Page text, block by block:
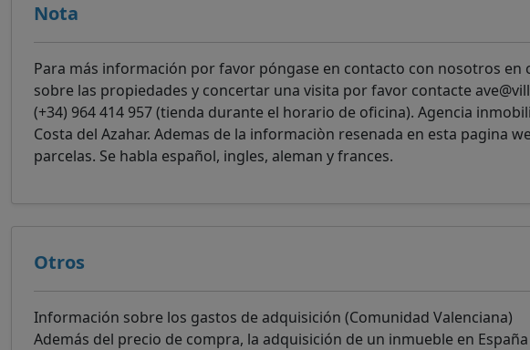
Nota
Para más información por favor póngase en contacto con nosotros
sobre las propiedades y concertar una visita por favor contacte
(+34) 964 414 957 (tienda durante el horario de oficina). Agencia
Costa del Azahar. Ademas de la informaciòn resenada en esta pagina
parcelas. Se habla español, ingles, aleman y frances.
Otros
Información sobre los gastos de adquisición (Comunidad Valenciana)
Además del precio de compra, la adquisición de un inmueble en